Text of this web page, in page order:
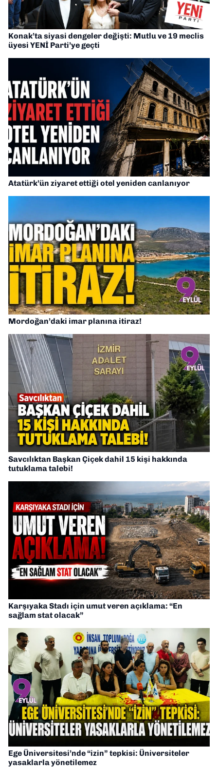
Konak’ta siyasi dengeler değişti: Mutlu ve 19 meclis
üyesi YENİ Parti’ye geçti
Atatürk’ün ziyaret ettiği otel yeniden canlanıyor
Mordoğan’daki imar planına itiraz!
Savcılıktan Başkan Çiçek dahil 15 kişi hakkında
tutuklama talebi!
Karşıyaka Stadı için umut veren açıklama: “En
sağlam stat olacak”
Ege Üniversitesi’nde “izin” tepkisi: Üniversiteler
yasaklarla yönetilemez